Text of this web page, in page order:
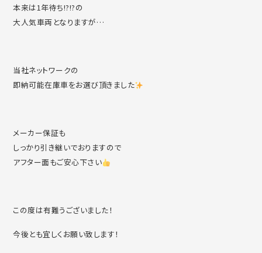
本来は1年待ち!?!?の
大人気車両となりますが…
当社ネットワークの
即納可能在庫車をお選び頂きました
メーカー保証も
しっかり引き継いでおりますので
アフター面もご安心下さい
この度は有難うございました！
今後とも宜しくお願い致します！